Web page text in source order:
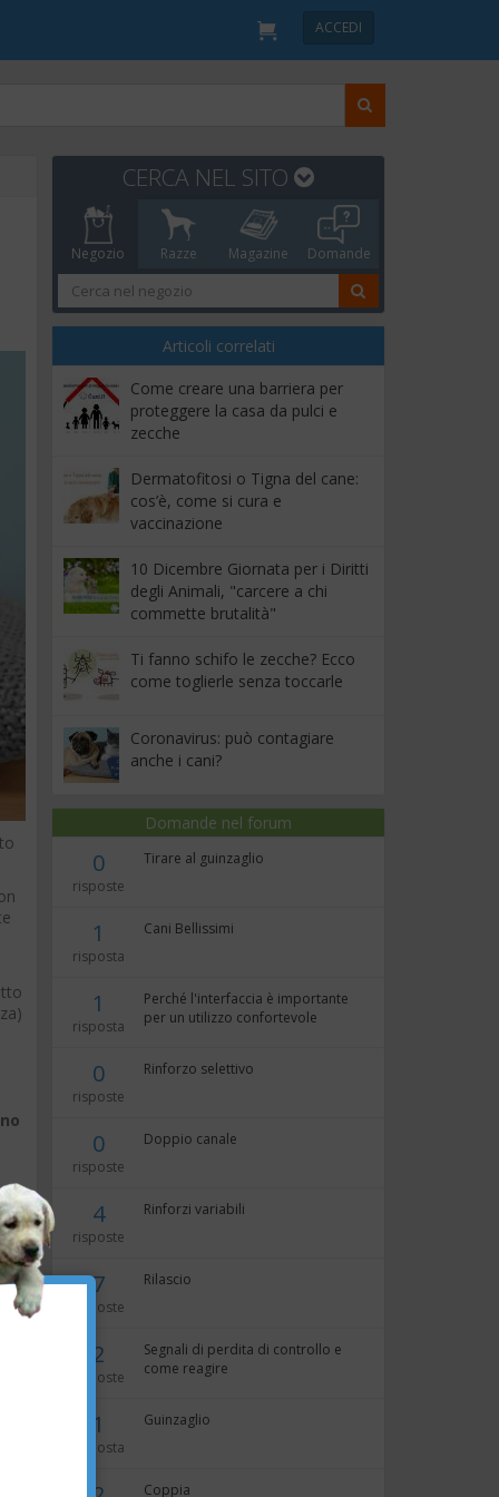
ACCEDI
CERCA NEL SITO
Negozio Razze Magazine Domande
Articoli correlati
Come creare una barriera per
proteggere la casa da pulci e
zecche
Dermatofitosi o Tigna del cane:
cos’è, come si cura e
vaccinazione
10 Dicembre Giornata per i Diritti
degli Animali, "carcere a chi
commette brutalità"
Ti fanno schifo le zecche? Ecco
come toglierle senza toccarle
Coronavirus: può contagiare
anche i cani?
Domande nel forum
0
risposte
Tirare al guinzaglio
1
risposta
Cani Bellissimi
1
risposta
Perché l'interfaccia è importante
per un utilizzo confortevole
0
risposte
Rinforzo selettivo
0
risposte
Doppio canale
4
risposte
Rinforzi variabili
7
risposte
Rilascio
2
risposte
Segnali di perdita di controllo e
come reagire
1
risposta
Guinzaglio
Coppia
×